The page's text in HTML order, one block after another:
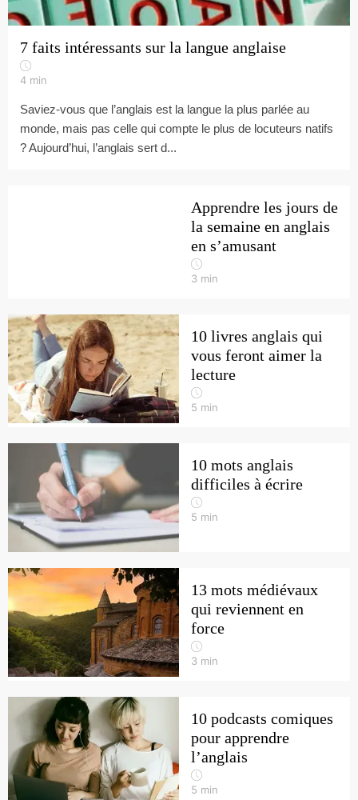
7 faits intéressants sur la langue anglaise
4 min
Saviez-vous que l’anglais est la langue la plus parlée au
monde, mais pas celle qui compte le plus de locuteurs natifs
? Aujourd’hui, l’anglais sert d...
Apprendre les jours de
la semaine en anglais
en s’amusant
3 min
10 livres anglais qui
vous feront aimer la
lecture
5 min
10 mots anglais
difficiles à écrire
5 min
13 mots médiévaux
qui reviennent en
force
3 min
10 podcasts comiques
pour apprendre
l’anglais
5 min